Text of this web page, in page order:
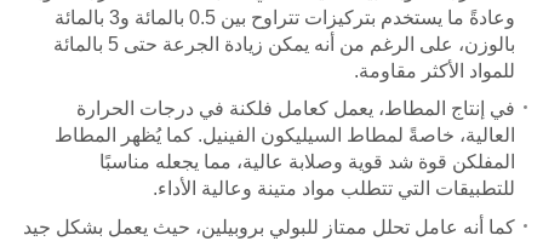
وعادةً ما يستخدم بتركيزات تتراوح بين 0.5 بالمائة و3 بالمائة
بالوزن، على الرغم من أنه يمكن زيادة الجرعة حتى 5 بالمائة
للمواد الأكثر مقاومة.
في إنتاج المطاط، يعمل كعامل فلكنة في درجات الحرارة
العالية، خاصةً لمطاط السيليكون الفينيل. كما يُظهر المطاط
المفلكن قوة شد قوية وصلابة عالية، مما يجعله مناسبًا
للتطبيقات التي تتطلب مواد متينة وعالية الأداء.
كما أنه عامل تحلل ممتاز للبولي بروبيلين، حيث يعمل بشكل جيد